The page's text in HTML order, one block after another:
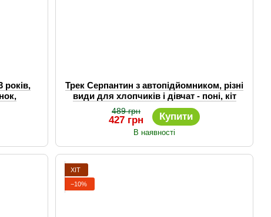
років,
Трек Серпантин з автопідйомником, різні
види для хлопчиків і дівчат - поні, кіт
том, собачки
489 грн
427 грн Купити
В наявності
ХІТ
−10%